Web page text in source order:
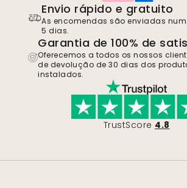
Envio rápido e gratuito
As encomendas são enviadas num
5 dias.
Garantia de 100% de
Oferecemos a todos os nossos
de devolução de 30 dias dos
instalados.
TrustScore 4.8